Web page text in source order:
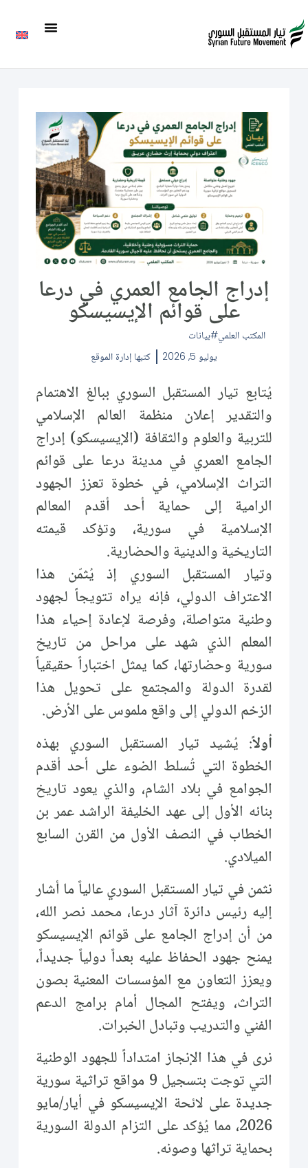
إدراج الجامع العمري في درعا
على قوائم الإيسيسكو
المكتب العلمي بيانات
يوليو 5, 2026
كتبها إدارة الموقع
يُتابع تيار المستقبل السوري ببالغ الاهتمام
والتقدير إعلان منظمة العالم الإسلامي
للتربية والعلوم والثقافة (الإيسيسكو) إدراج
الجامع العمري في مدينة درعا على قوائم
التراث الإسلامي، في خطوة تعزز الجهود
الرامية إلى حماية أحد أقدم المعالم
الإسلامية في سورية، وتؤكد قيمته
التاريخية والدينية والحضارية.
وتيار المستقبل السوري إذ يُثمّن هذا
الاعتراف الدولي، فإنه يراه تتويجاً لجهود
وطنية متواصلة، وفرصة لإعادة إحياء هذا
المعلم الذي شهد على مراحل من تاريخ
سورية وحضارتها، كما يمثل اختباراً حقيقياً
لقدرة الدولة والمجتمع على تحويل هذا
الزخم الدولي إلى واقع ملموس على الأرض.
أولاً: يُشيد تيار المستقبل السوري بهذه
الخطوة التي تُسلط الضوء على أحد أقدم
الجوامع في بلاد الشام، والذي يعود تاريخ
بنائه الأول إلى عهد الخليفة الراشد عمر بن
الخطاب في النصف الأول من القرن السابع
الميلادي.
نثمن في تيار المستقبل السوري عالياً ما أشار
إليه رئيس دائرة آثار درعا، محمد نصر الله،
من أن إدراج الجامع على قوائم الإيسيسكو
يمنح جهود الحفاظ عليه بعداً دولياً جديداً،
ويعزز التعاون مع المؤسسات المعنية بصون
التراث، ويفتح المجال أمام برامج الدعم
الفني والتدريب وتبادل الخبرات.
نرى في هذا الإنجاز امتداداً للجهود الوطنية
التي توجت بتسجيل 9 مواقع تراثية سورية
جديدة على لائحة الإيسيسكو في أيار/مايو
2026، مما يُؤكد على التزام الدولة السورية
بحماية تراثها وصونه.